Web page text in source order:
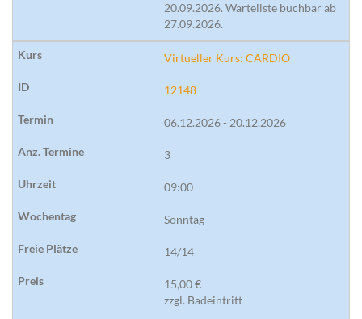
20.09.2026. Warteliste buchbar ab
27.09.2026.
Virtueller Kurs: CARDIO
12148
06.12.2026 - 20.12.2026
3
09:00
Sonntag
14/14
15,00 €
zzgl. Badeintritt